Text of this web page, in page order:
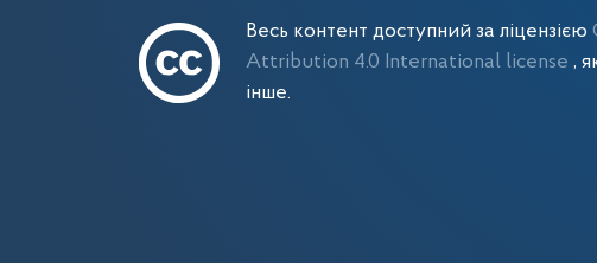
Весь контент доступний за ліцензією
Attribution 4.0 International license ,
інше.